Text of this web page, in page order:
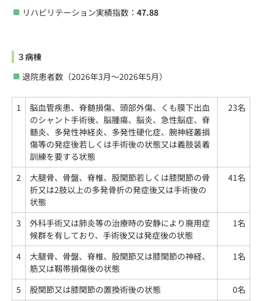
リハビリテーション実績指数： 47.88
３病棟
退院患者数（2026年3月～2026年5月）
1
脳血管疾患、脊髄損傷、頭部外傷、くも膜下出血
のシャント手術後、脳腫瘍、脳炎、急性脳症、脊
髄炎、多発性神経炎、多発性硬化症、腕神経叢損
傷等の発症後若しくは手術後の状態又は義肢装着
訓練を要する状態
23名
2
大腿骨、骨盤、脊椎、股関節若しくは膝関節の骨
折又は2肢以上の多発骨折の発症後又は手術後の
状態
41名
3
外科手術又は肺炎等の治療時の安静により廃用症
候群を有しており、手術後又は発症後の状態
1名
4
大腿骨、骨盤、脊椎、股関節又は膝関節の神経、
筋又は靱帯損傷後の状態
1名
5 股関節又は膝関節の置換術後の状態
0名